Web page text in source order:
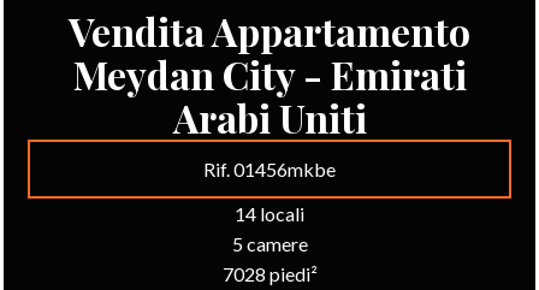
Vendita Appartamento
Meydan City - Emirati
Arabi Uniti
Rif. 01456mkbe
14 locali
5 camere
7028 piedi²